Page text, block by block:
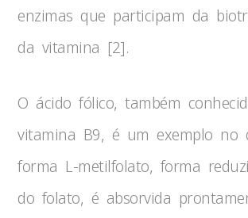
enzimas que participam da
da vitamina [2].
O ácido fólico, também
vitamina B9, é um exemplo no
forma L-metilfolato, forma
do folato, é absorvida